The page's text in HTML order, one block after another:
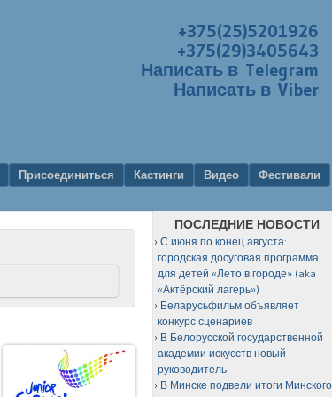
+375(25)5201926
+375(29)3405643
Написать в Telegram
Написать в Viber
Присоединиться Кастинги Видео
Фестивали
ПОСЛЕДНИЕ НОВОСТИ
С июня по конец августа:
городская досуговая программа
для детей «Лето в городе» (aka
«Актёрский лагерь»)
Беларусьфильм объявляет
конкурс сценариев
В Белорусской государственной
академии искусств новый
руководитель
В Минске подвели итоги Минского